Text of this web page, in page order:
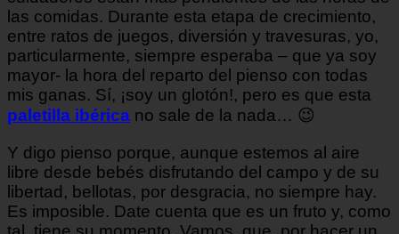
las comidas. Durante esta etapa de crecimiento,
entre ratos de juegos, diversión y travesuras, yo,
particularmente, siempre esperaba – que ya soy
mayor- la hora del reparto del pienso con todas
mis ganas. Sí, ¡soy un glotón!, pero es que esta
paletilla ibérica no sale de la nada… 😉
Y digo pienso porque, aunque estemos al aire
libre desde bebés disfrutando del campo y de su
libertad, bellotas, por desgracia, no siempre hay.
Es imposible. Date cuenta que es un fruto y, como